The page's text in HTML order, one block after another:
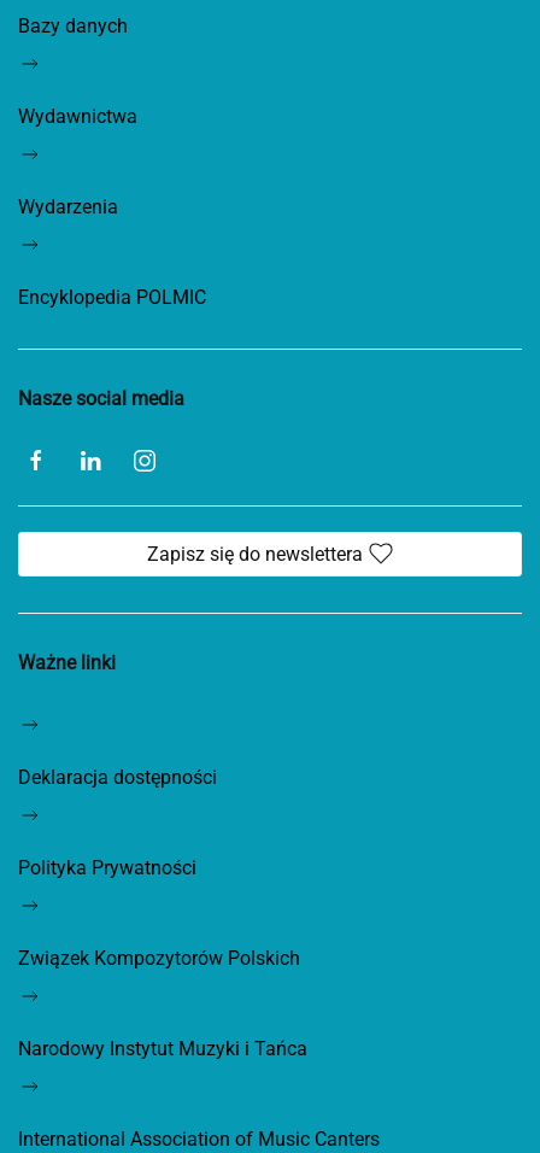
Bazy danych
Wydawnictwa
Wydarzenia
Encyklopedia POLMIC
Nasze social media
Zapisz się do newslettera
Ważne linki
Deklaracja dostępności
Polityka Prywatności
Związek Kompozytorów Polskich
Narodowy Instytut Muzyki i Tańca
International Association of Music Canters